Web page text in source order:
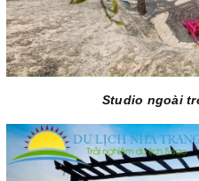
Studio ngoài